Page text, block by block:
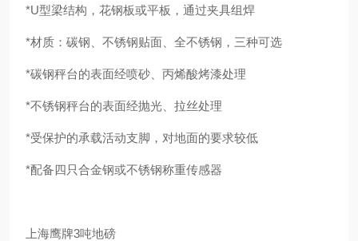
*U型梁结构，花钢板或平板，通过夹具组焊
*材质：碳钢、不锈钢贴面、全不锈钢，三种可选
*碳钢秤台的表面经喷砂、丙烯酸烤漆处理
*不锈钢秤台的表面经抛光、拉丝处理
*受保护的承载活动支脚，对地面的要求较低
*配备四只合金钢或不锈钢称重传感器
上海鹰牌3吨地磅